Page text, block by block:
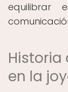
equilibrar
en la